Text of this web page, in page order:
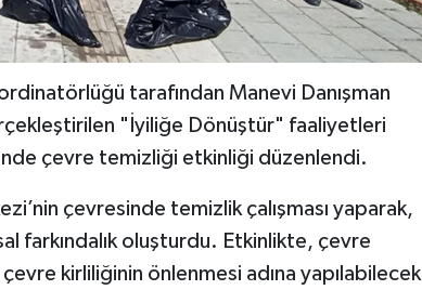
tarafından Manevi Danışman
"İyiliğe Dönüştür" faaliyetleri
çevre temizliği etkinliği düzenlendi.
çevresinde temizlik çalışması yaparak,
farkındalık oluşturdu. Etkinlikte, çevre
kirliliğinin önlenmesi adına yapılabilecek